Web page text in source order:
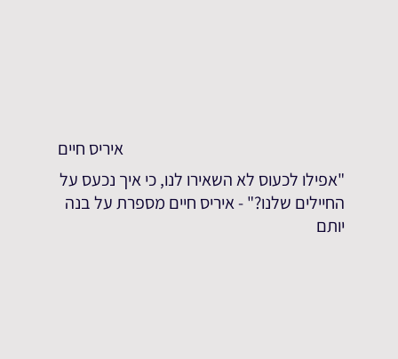
איריס חיים
"אפילו לכעוס לא השאירו לנו, כי איך נכעס על
החיילים שלנו?" - איריס חיים מספרת על בנה
יותם